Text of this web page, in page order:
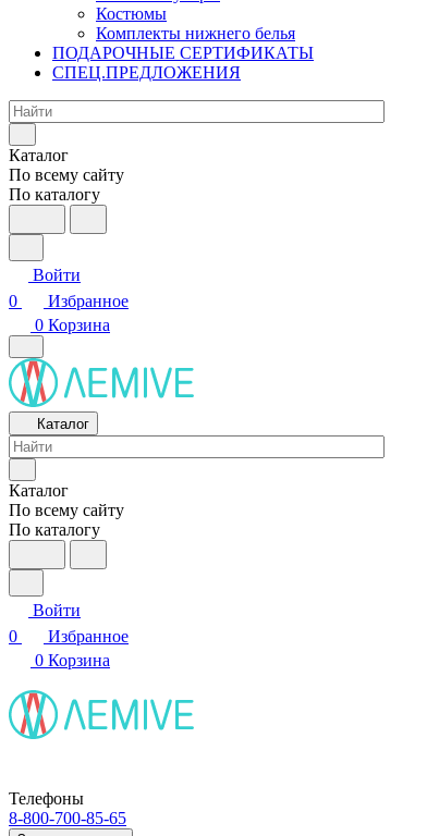
Костюмы
Комплекты нижнего белья
ПОДАРОЧНЫЕ СЕРТИФИКАТЫ
СПЕЦ.ПРЕДЛОЖЕНИЯ
Каталог
По всему сайту
По каталогу
Войти
0
Избранное
0 Корзина
Каталог
Каталог
По всему сайту
По каталогу
Войти
0
Избранное
0 Корзина
Телефоны
8-800-700-85-65